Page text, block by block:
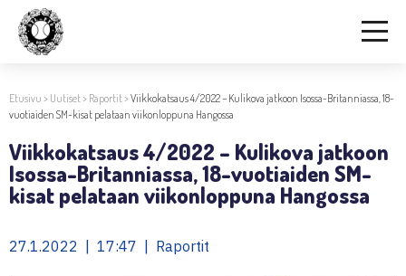
Etusivu > Uutiset> Raportit>Viikkokatsaus 4/2022 – Kulikova jatkoon Isossa-Britanniassa, 18-
vuotiaiden SM-kisat pelataan viikonloppuna Hangossa
Viikkokatsaus 4/2022 – Kulikova jatkoon
Isossa-Britanniassa, 18-vuotiaiden SM-
kisat pelataan viikonloppuna Hangossa
27.1.2022 | 17:47 | Raportit